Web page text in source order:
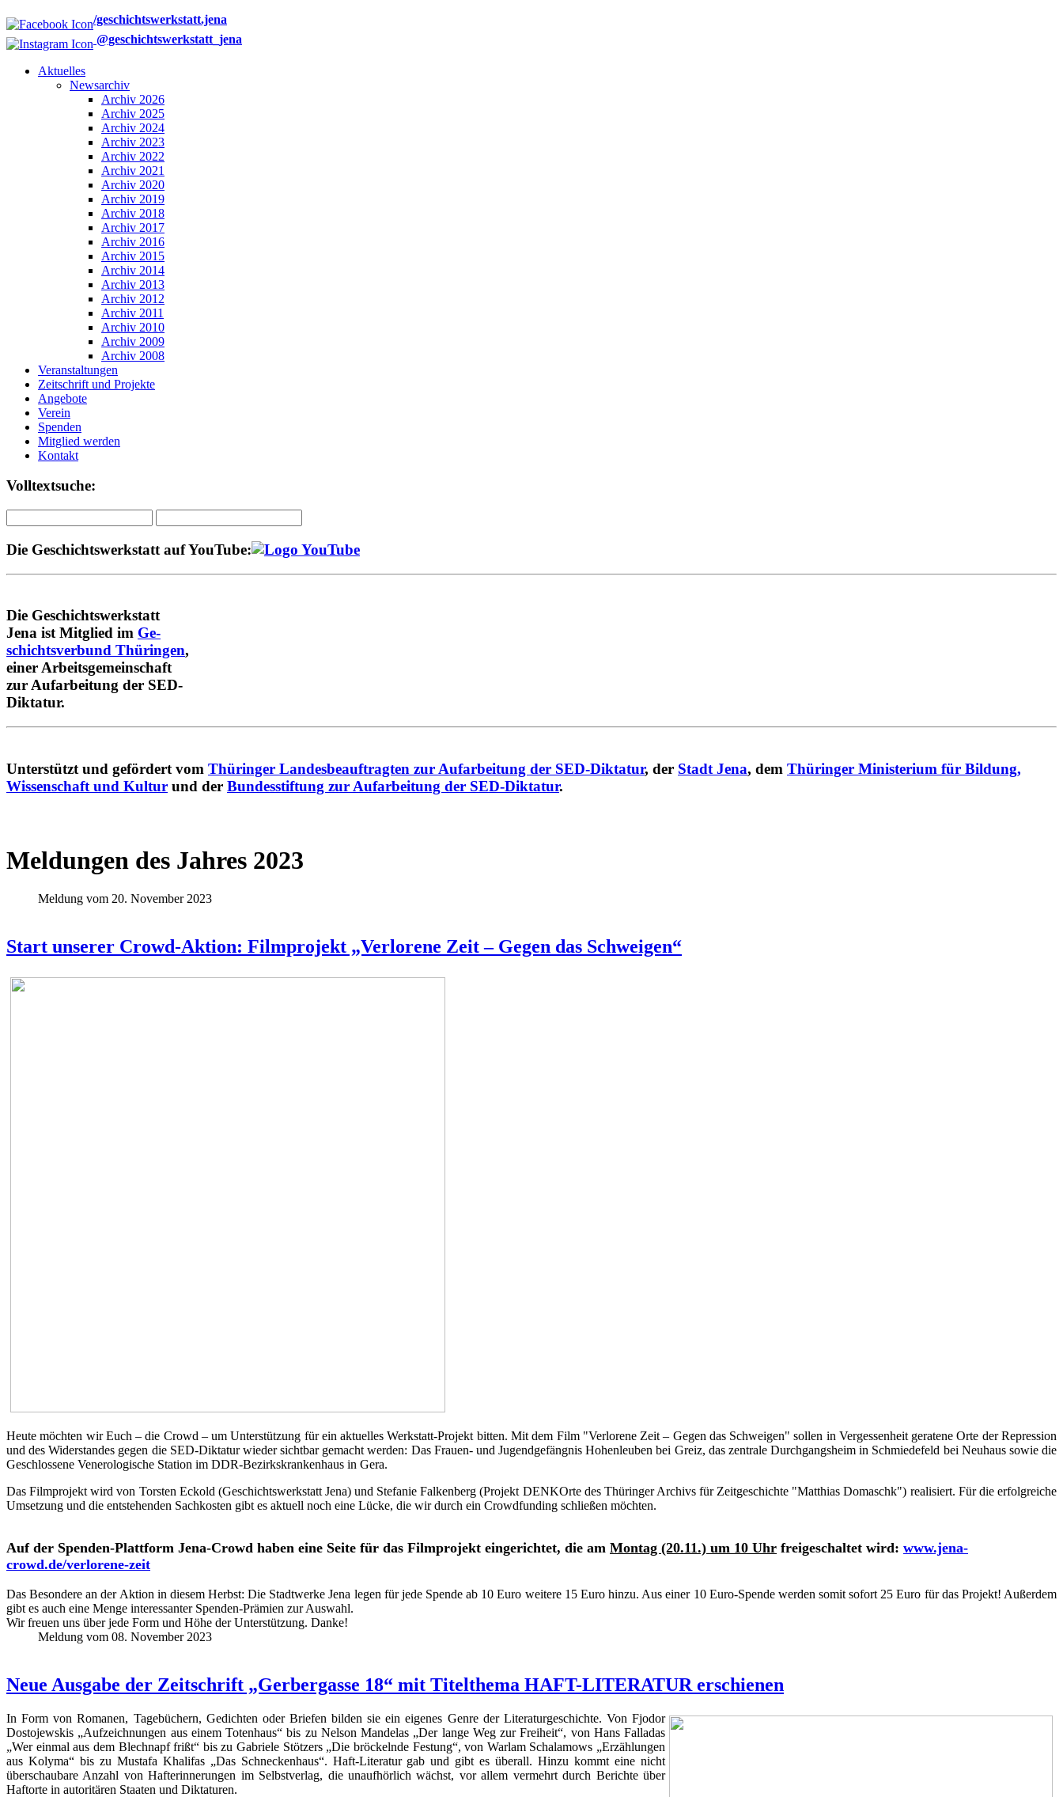
/geschichtswerkstatt.jena
@geschichtswerkstatt_jena
Aktuelles
Newsarchiv
Archiv 2026
Archiv 2025
Archiv 2024
Archiv 2023
Archiv 2022
Archiv 2021
Archiv 2020
Archiv 2019
Archiv 2018
Archiv 2017
Archiv 2016
Archiv 2015
Archiv 2014
Archiv 2013
Archiv 2012
Archiv 2011
Archiv 2010
Archiv 2009
Archiv 2008
Veranstaltungen
Zeitschrift und Projekte
Angebote
Verein
Spenden
Mitglied werden
Kontakt
Volltextsuche:
Die Geschichtswerkstatt auf YouTube:
Die Geschichtswerkstatt
Jena ist Mitglied im Ge-
schichtsverbund Thüringen,
einer Arbeitsgemeinschaft
zur Aufarbeitung der SED-
Diktatur.
Unterstützt und gefördert vom Thüringer Landesbeauftragten zur Aufarbeitung der SED-Diktatur, der Stadt Jena, dem Thüringer Ministerium für Bildung,
Wissenschaft und Kultur und der Bundesstiftung zur Aufarbeitung der SED-Diktatur.
Meldungen des Jahres 2023
Meldung vom 20. November 2023
Start unserer Crowd-Aktion: Filmprojekt „Verlorene Zeit – Gegen das Schweigen“
Heute möchten wir Euch – die Crowd – um Unterstützung für ein aktuelles Werkstatt-Projekt bitten. Mit dem Film "Verlorene Zeit – Gegen das Schweigen" sollen in Vergessenheit geratene Orte der Repression
und des Widerstandes gegen die SED-Diktatur wieder sichtbar gemacht werden: Das Frauen- und Jugendgefängnis Hohenleuben bei Greiz, das zentrale Durchgangsheim in Schmiedefeld bei Neuhaus sowie die
Geschlossene Venerologische Station im DDR-Bezirkskrankenhaus in Gera.
Das Filmprojekt wird von Torsten Eckold (Geschichtswerkstatt Jena) und Stefanie Falkenberg (Projekt DENKOrte des Thüringer Archivs für Zeitgeschichte "Matthias Domaschk") realisiert. Für die erfolgreiche
Umsetzung und die entstehenden Sachkosten gibt es aktuell noch eine Lücke, die wir durch ein Crowdfunding schließen möchten.
Auf der Spenden-Plattform Jena-Crowd haben eine Seite für das Filmprojekt eingerichtet, die am Montag (20.11.) um 10 Uhr freigeschaltet wird: www.jena-
crowd.de/verlorene-zeit
Das Besondere an der Aktion in diesem Herbst: Die Stadtwerke Jena legen für jede Spende ab 10 Euro weitere 15 Euro hinzu. Aus einer 10 Euro-Spende werden somit sofort 25 Euro für das Projekt! Außerdem
gibt es auch eine Menge interessanter Spenden-Prämien zur Auswahl.
Wir freuen uns über jede Form und Höhe der Unterstützung. Danke!
Meldung vom 08. November 2023
Neue Ausgabe der Zeitschrift „Gerbergasse 18“ mit Titelthema HAFT-LITERATUR erschienen
In Form von Romanen, Tagebüchern, Gedichten oder Briefen bilden sie ein eigenes Genre der Literaturgeschichte. Von Fjodor
Dostojewskis „Aufzeichnungen aus einem Totenhaus“ bis zu Nelson Mandelas „Der lange Weg zur Freiheit“, von Hans Falladas
„Wer einmal aus dem Blechnapf frißt“ bis zu Gabriele Stötzers „Die bröckelnde Festung“, von Warlam Schalamows „Erzählungen
aus Kolyma“ bis zu Mustafa Khalifas „Das Schneckenhaus“. Haft-Literatur gab und gibt es überall. Hinzu kommt eine nicht
überschaubare Anzahl von Hafterinnerungen im Selbstverlag, die unaufhörlich wächst, vor allem vermehrt durch Berichte über
Haftorte in autoritären Staaten und Diktaturen.